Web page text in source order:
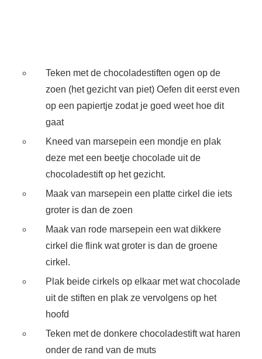
Teken met de chocoladestiften ogen op de
zoen (het gezicht van piet) Oefen dit eerst even
op een papiertje zodat je goed weet hoe dit
gaat
Kneed van marsepein een mondje en plak
deze met een beetje chocolade uit de
chocoladestift op het gezicht.
Maak van marsepein een platte cirkel die iets
groter is dan de zoen
Maak van rode marsepein een wat dikkere
cirkel die flink wat groter is dan de groene
cirkel.
Plak beide cirkels op elkaar met wat chocolade
uit de stiften en plak ze vervolgens op het
hoofd
Teken met de donkere chocoladestift wat haren
onder de rand van de muts